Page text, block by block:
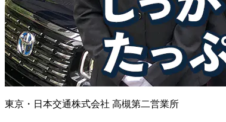
東京・日本交通株式会社 高槻第二営業所